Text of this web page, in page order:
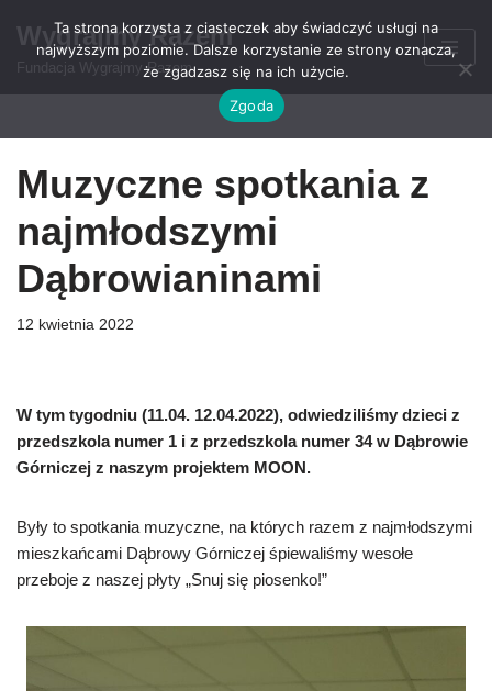
Przejdź
Wygrajmy Razem
Fundacja Wygrajmy Razem
Muzyczne spotkania z
najmłodszymi
Dąbrowianinami
12 kwietnia 2022
W tym tygodniu (11.04. 12.04.2022), odwiedziliśmy dzieci z
przedszkola numer 1 i z przedszkola numer 34 w Dąbrowie
Górniczej z naszym projektem MOON.
Były to spotkania muzyczne, na których razem z najmłodszymi
mieszkańcami Dąbrowy Górniczej śpiewaliśmy wesołe
przeboje z naszej płyty „Snuj się piosenko!”
Ta strona korzysta z ciasteczek aby świadczyć usługi na
najwyższym poziomie. Dalsze korzystanie ze strony oznacza,
że zgadzasz się na ich użycie.
Zgoda